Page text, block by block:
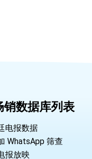
销数据库列表
电报数据
WhatsApp 筛查
报放映